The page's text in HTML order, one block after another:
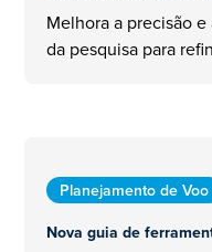
Melhora a precisão
da pesquisa para
Planejamento de Voo
Nova guia de